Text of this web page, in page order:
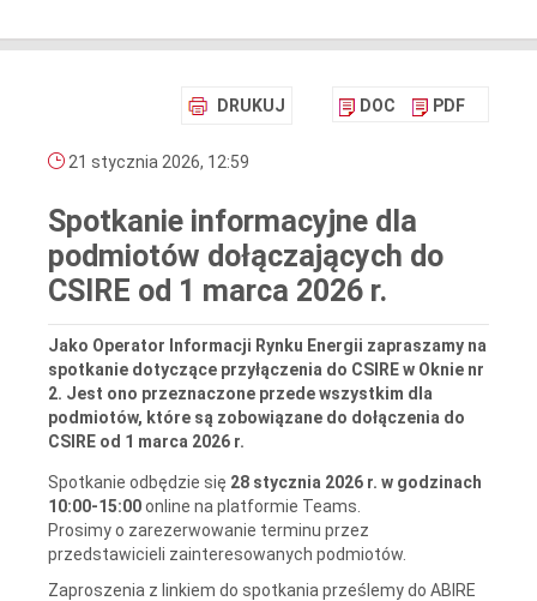
DRUKUJ DOC PDF
21 stycznia 2026, 12:59
Spotkanie informacyjne dla
podmiotów dołączających do
CSIRE od 1 marca 2026 r.
Jako Operator Informacji Rynku Energii zapraszamy na
spotkanie dotyczące przyłączenia do CSIRE w Oknie nr
2. Jest ono przeznaczone przede wszystkim dla
podmiotów, które są zobowiązane do dołączenia do
CSIRE od 1 marca 2026 r.
Spotkanie odbędzie się 28 stycznia 2026 r. w godzinach
10:00-15:00online na platformie Teams.
Prosimy o zarezerwowanie terminu przez
przedstawicieli zainteresowanych podmiotów.
Zaproszenia z linkiem do spotkania prześlemy do ABIRE